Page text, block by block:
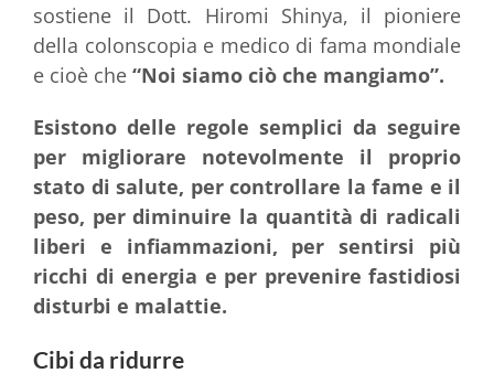
sostiene il Dott. Hiromi Shinya, il pioniere
della colonscopia e medico di fama mondiale
e cioè che “Noi siamo ciò che mangiamo”.
Esistono delle regole semplici da seguire
per migliorare notevolmente il proprio
stato di salute, per controllare la fame e il
peso, per diminuire la quantità di radicali
liberi e infiammazioni, per sentirsi più
ricchi di energia e per prevenire fastidiosi
disturbi e malattie.
Cibi da ridurre